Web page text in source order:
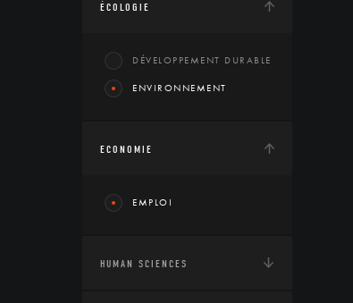
ÉCOLOGIE
DÉVELOPPEMENT DURABLE
ENVIRONNEMENT
ECONOMIE
EMPLOI
HUMAN SCIENCES